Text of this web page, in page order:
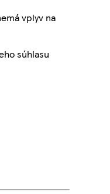
vplyv na
súhlasu